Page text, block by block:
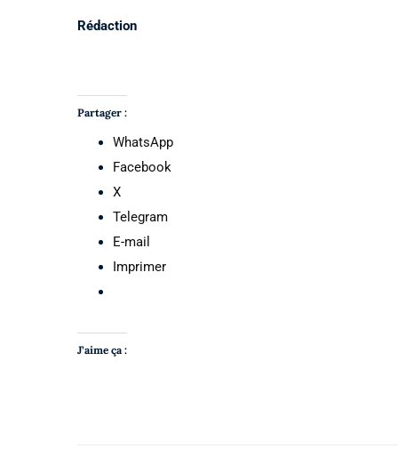
Rédaction
Partager :
WhatsApp
Facebook
X
Telegram
E-mail
Imprimer
J’aime ça :